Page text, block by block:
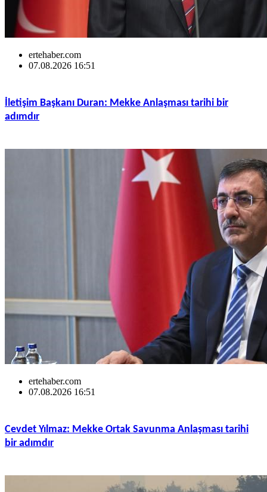
ertehaber.com
07.08.2026 16:51
İletişim Başkanı Duran: Mekke Anlaşması tarihi bir
adımdır
ertehaber.com
07.08.2026 16:51
Cevdet Yılmaz: Mekke Ortak Savunma Anlaşması tarihi
bir adımdır